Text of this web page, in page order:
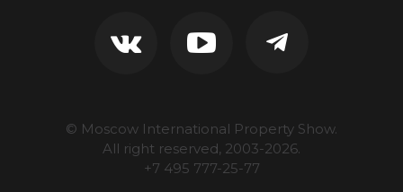
© Moscow International Property Show.
All right reserved, 2003-2026.
+7 495 777-25-77